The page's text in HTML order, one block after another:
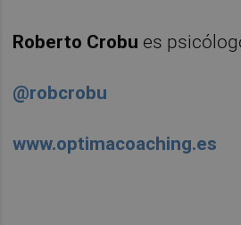
Roberto Crobu es
@robcrobu
www.optimacoaching.es